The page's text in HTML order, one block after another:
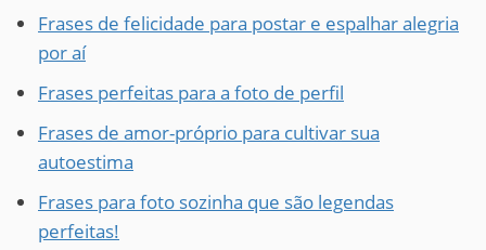
Frases de felicidade para postar e espalhar alegria
por aí
Frases perfeitas para a foto de perfil
Frases de amor-próprio para cultivar sua
autoestima
Frases para foto sozinha que são legendas
perfeitas!